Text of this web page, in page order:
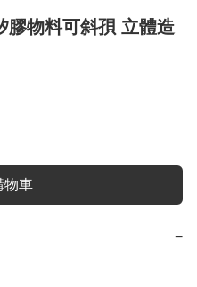
物料可斜孭 立體造
物車
−